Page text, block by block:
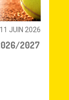
11 JUIN 2026
2027